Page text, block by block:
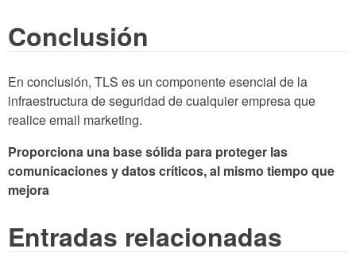
Conclusión
En conclusión, TLS es un componente esencial de la
infraestructura de seguridad de cualquier empresa que
realice email marketing.
Proporciona una base sólida para proteger las
comunicaciones y datos críticos, al mismo tiempo que
mejora
Entradas relacionadas